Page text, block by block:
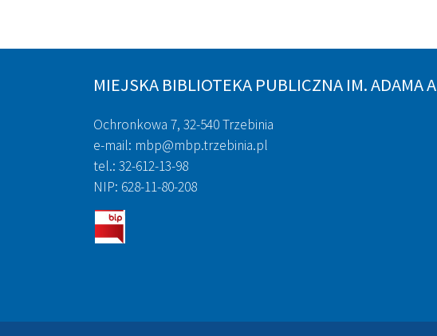
MIEJSKA BIBLIOTEKA PUBLICZNA IM. ADAMA
Ochronkowa 7, 32-540 Trzebinia
e-mail: mbp@mbp.trzebinia.pl
tel.: 32-612-13-98
NIP: 628-11-80-208